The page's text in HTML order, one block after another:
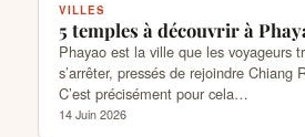
VILLES
5 temples à découvrir à
Phayao est la ville que les voyageurs
s’arrêter, pressés de rejoindre Chiang
C’est précisément pour cela…
14 Juin 2026